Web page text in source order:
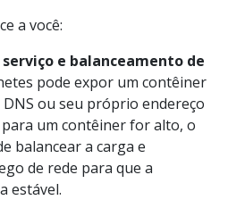
a você:
e balanceamento de
pode expor um contêiner
ou seu próprio endereço
um contêiner for alto, o
balancear a carga e
de rede para que a
estável.